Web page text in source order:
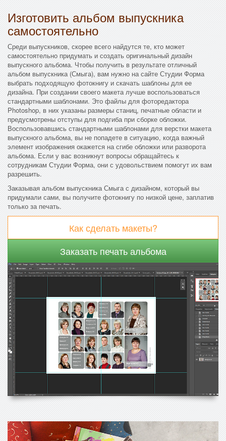
Изготовить альбом выпускника
самостоятельно
Среди выпускников, скорее всего найдутся те, кто может
самостоятельно придумать и создать оригинальный дизайн
выпускного альбома. Чтобы получить в результате отличный
альбом выпускника (Смыга), вам нужно на сайте Студии Форма
выбрать подходящую фотокнигу и скачать шаблоны для ее
дизайна. При создании своего макета лучше воспользоваться
стандартными шаблонами. Это файлы для фоторедактора
Photoshop, в них указаны размеры станиц, печатные области и
предусмотрены отступы для подгиба при сборке обложки.
Воспользовавшись стандартными шаблонами для верстки макета
выпускного альбома, вы не попадете в ситуацию, когда важный
элемент изображения окажется на сгибе обложки или разворота
альбома. Если у вас возникнут вопросы обращайтесь к
сотрудникам Студии Форма, они с удовольствием помогут их вам
разрешить.
Заказывая альбом выпускника Смыга с дизайном, который вы
придумали сами, вы получите фотокнигу по низкой цене, заплатив
только за печать.
Как сделать макеты?
Заказать печать альбома